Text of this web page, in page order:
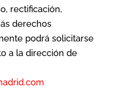
rectificación,
derechos
podrá solicitarse
a la dirección de